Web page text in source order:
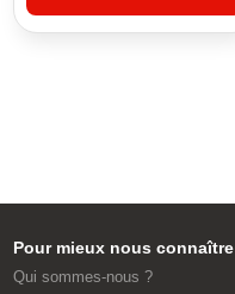
Pour mieux nous connaître
Qui sommes-nous ?